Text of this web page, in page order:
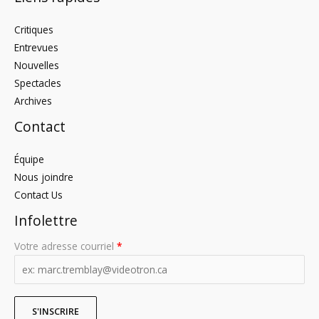
Critiques
Entrevues
Nouvelles
Spectacles
Archives
Contact
Équipe
Nous joindre
Contact Us
Infolettre
Votre adresse courriel *